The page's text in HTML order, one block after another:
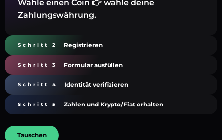
Wähle einen Coin 👉 wähle deine
Zahlungswährung.
Schritt 2 Registrieren
Schritt 3 Formular ausfüllen
Schritt 4 Identität verifizieren
Schritt 5 Zahlen und Krypto/Fiat erhalten
Tauschen